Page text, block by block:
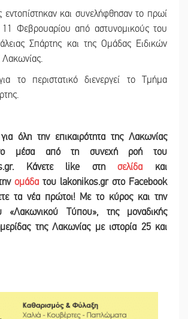
εντοπίστηκαν και συνελήφθησαν το πρωί
Φεβρουαρίου από αστυνομικούς του
Σπάρτης και της Ομάδας Ειδικών
το περιστατικό διενεργεί το Τμήμα
όλη την επικαιρότητα της Λακωνίας
μέσα από τη συνεχή ροή του
Κάνετε like στησελίδα και
ομάδα του lakonikos.gr στο Facebook
τα νέα πρώτοι! Με το κύρος και την
«Λακωνικού Τύπου», της μοναδικής
της Λακωνίας με ιστορία 25 και